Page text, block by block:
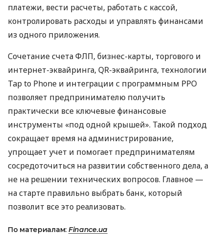
платежи, вести расчеты, работать с кассой,
контролировать расходы и управлять финансами
из одного приложения.
Сочетание счета ФЛП, бизнес-карты, торгового и
интернет-эквайринга, QR-эквайринга, технологии
Tap to Phone и интеграции с программным РРО
позволяет предпринимателю получить
практически все ключевые финансовые
инструменты «под одной крышей». Такой подход
сокращает время на администрирование,
упрощает учет и помогает предпринимателям
сосредоточиться на развитии собственного дела, а
не на решении технических вопросов. Главное —
на старте правильно выбрать банк, который
позволит все это реализовать.
По материалам: Finance.ua